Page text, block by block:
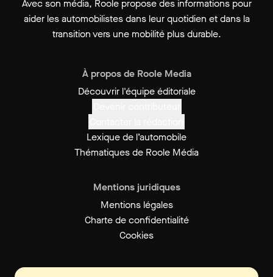
Avec son média, Roole propose des informations pour
aider les automobilistes dans leur quotidien et dans la
transition vers une mobilité plus durable.
À propos de Roole Media
Découvrir l'équipe éditoriale
Lexique de l’automobile
Thématiques de Roole Média
Mentions juridiques
Mentions légales
Charte de confidentialité
Cookies